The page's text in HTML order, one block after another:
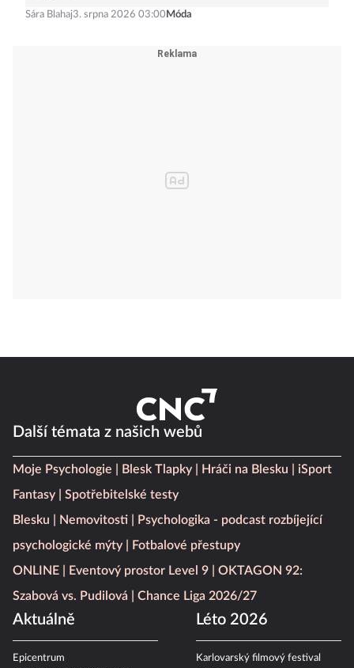
Sára Blahaj3. srpna 2026 03:00 Móda
Další témata z našich webů
Moje Psychologie Blesk Tlapky Hráči na Blesku
iSport
Fantasy
Spotřebitelské testy
Blesku
Nemovitosti
Psychologika - podcast rozbíjející
psychologické mýty
Fotbalové přestupy
ONLINE
Eventový prostor Level 9
OKTAGON 92:
Szabová vs. Pudilová
Chance Liga 2026/27
Aktuálně
Epicentrum
Léto 2026
Karlovarský filmový festival